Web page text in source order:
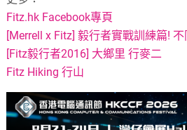
Fitz.hk Facebook專頁
[Merrell x Fitz] 毅行者實戰訓練篇!
[Fitz毅行者2016] 大鄉里 行麥二
Fitz Hiking 行山